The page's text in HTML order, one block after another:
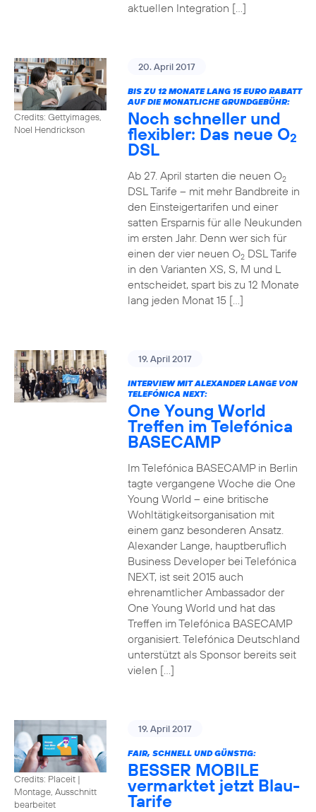
aktuellen Integration […]
Credits: Gettyimages,
Noel Hendrickson
20. April 2017
BIS ZU 12 MONATE LANG 15 EURO RABATT
AUF DIE MONATLICHE GRUNDGEBÜHR:
Noch schneller und
flexibler: Das neue O2
DSL
Ab 27. April starten die neuen O2
DSL Tarife – mit mehr Bandbreite in
den Einsteigertarifen und einer
satten Ersparnis für alle Neukunden
im ersten Jahr. Denn wer sich für
einen der vier neuen O2DSL Tarife
in den Varianten XS, S, M und L
entscheidet, spart bis zu 12 Monate
lang jeden Monat 15 […]
19. April 2017
INTERVIEW MIT ALEXANDER LANGE VON
TELEFÓNICA NEXT:
One Young World
Treffen im Telefónica
BASECAMP
Im Telefónica BASECAMP in Berlin
tagte vergangene Woche die One
Young World – eine britische
Wohltätigkeitsorganisation mit
einem ganz besonderen Ansatz.
Alexander Lange, hauptberuflich
Business Developer bei Telefónica
NEXT, ist seit 2015 auch
ehrenamtlicher Ambassador der
One Young World und hat das
Treffen im Telefónica BASECAMP
organisiert. Telefónica Deutschland
unterstützt als Sponsor bereits seit
vielen […]
Credits: Placeit |
Montage, Ausschnitt
bearbeitet
19. April 2017
FAIR, SCHNELL UND GÜNSTIG:
BESSER MOBILE
vermarktet jetzt Blau-
Tarife